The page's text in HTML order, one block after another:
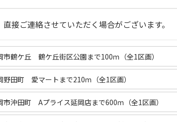
接ご連絡させていただく場合がございます。
市鶴ケ丘 鶴ケ丘街区公園まで100ｍ（全1区画）
野田町 愛マートまで210ｍ（全1区画）
市沖田町 Aプライス延岡店まで600ｍ（全1区画）